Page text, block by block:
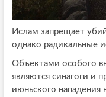
Ислам запрещает
однако радикальные
Объектами особого
являются синагоги и
июньского нападения